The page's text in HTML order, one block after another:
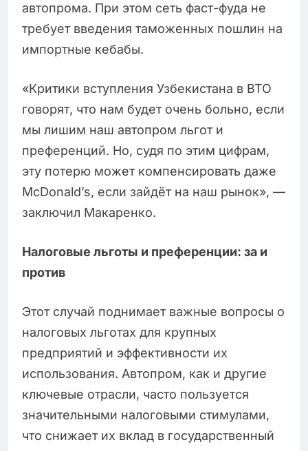
автопрома. При этом сеть фаст-фуда не
требует введения таможенных пошлин на
импортные кебабы.
«Критики вступления Узбекистана в ВТО
говорят, что нам будет очень больно, если
мы лишим наш автопром льгот и
преференций. Но, судя по этим цифрам,
эту потерю может компенсировать даже
McDonald’s, если зайдёт на наш рынок», —
заключил Макаренко.
Налоговые льготы и преференции: за и
против
Этот случай поднимает важные вопросы о
налоговых льготах для крупных
предприятий и эффективности их
использования. Автопром, как и другие
ключевые отрасли, часто пользуется
значительными налоговыми стимулами,
что снижает их вклад в государственный